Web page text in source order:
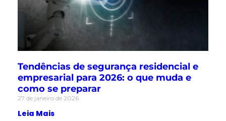
Tendências de segurança residencial e
empresarial para 2026: o que muda e
como se preparar
27 de janeiro de 2026
Leia Mais